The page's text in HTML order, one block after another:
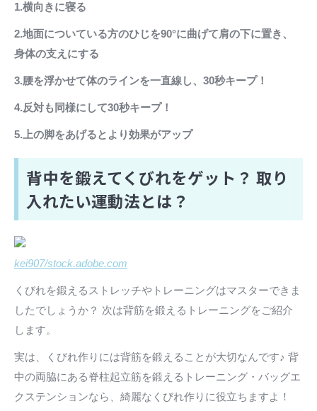
1.横向きに寝る
2.地面についている方のひじを90°に曲げて肩の下に置き、
身体の支えにする
3.腰を浮かせて体のラインを一直線し、30秒キープ！
4.反対も同様にして30秒キープ！
5.上の脚をあげるとより効果がアップ
背中を鍛えてくびれをゲット？ 取り
入れたい運動法とは？
kei907/stock.adobe.com
くびれを鍛えるストレッチやトレーニングはマスターできま
したでしょうか？ 次は背筋を鍛えるトレーニングをご紹介
します。
実は、くびれ作りには背筋を鍛えることが大切なんです♪ 背
中の両脇にある脊柱起立筋を鍛えるトレーニング・バッグエ
クステンションなら、綺麗なくびれ作りに役立ちますよ！